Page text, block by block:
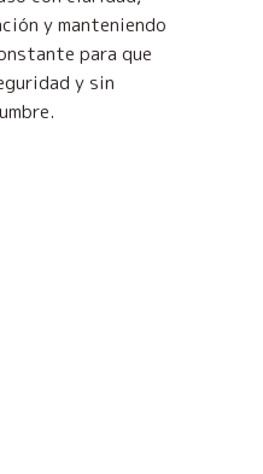
y manteniendo
para que
y sin